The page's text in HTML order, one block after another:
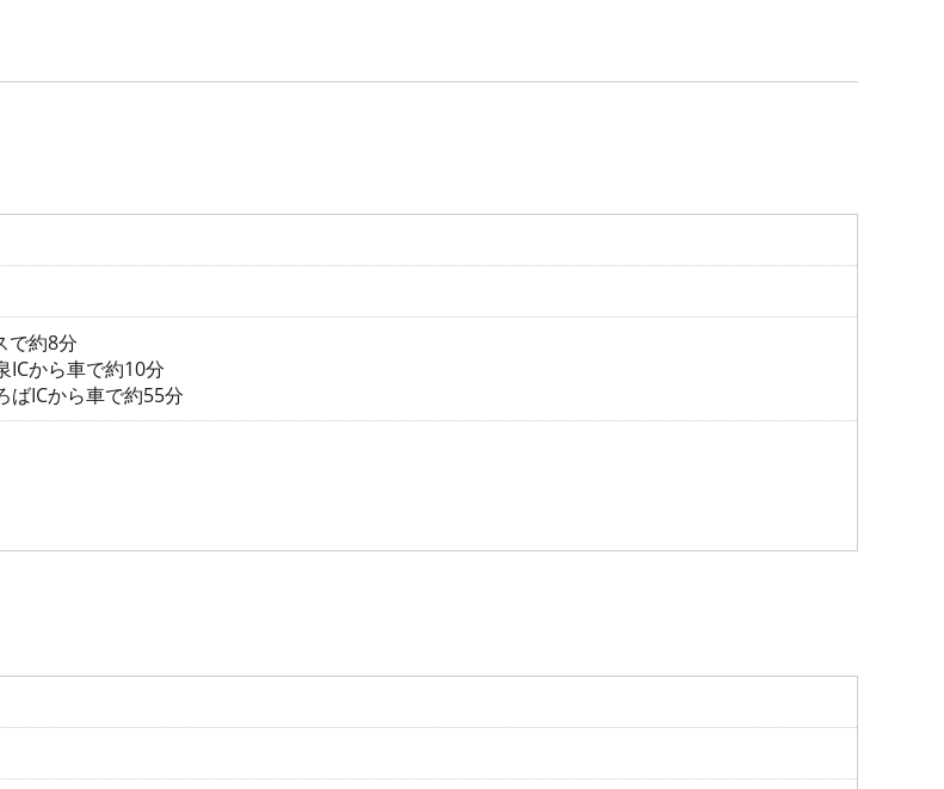
で約8分
から車で約10分
ICから車で約55分